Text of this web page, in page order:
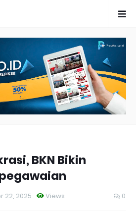
BKN Bikin
Views
22, 2025 0